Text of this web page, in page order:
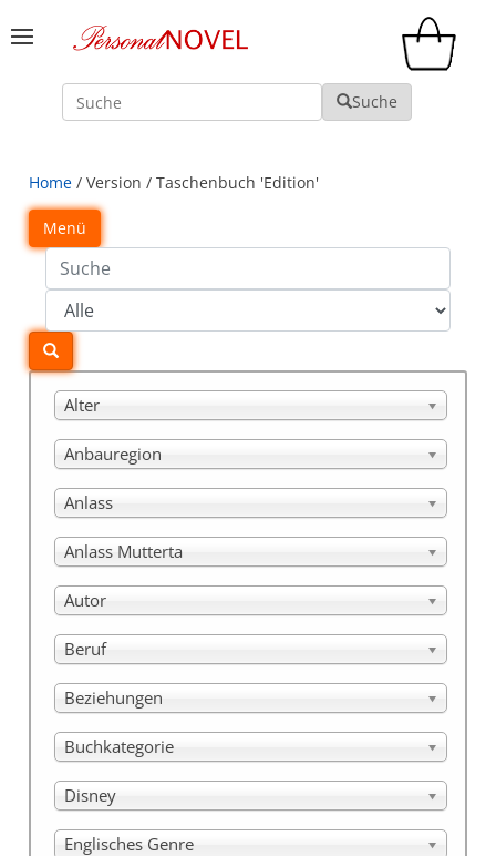
Suche Suche
Home / Version / Taschenbuch 'Edition'
Menü
Alter
Anbauregion
Anlass
Anlass Mutterta
Autor
Beruf
Beziehungen
Buchkategorie
Disney
Englisches Genre